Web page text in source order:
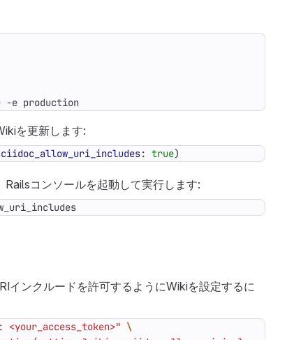
-e production
を更新します:
: true)
コンソールを起動して実行します:
インクルードを許可するようにWikiを設定するに
<your_access_token>"